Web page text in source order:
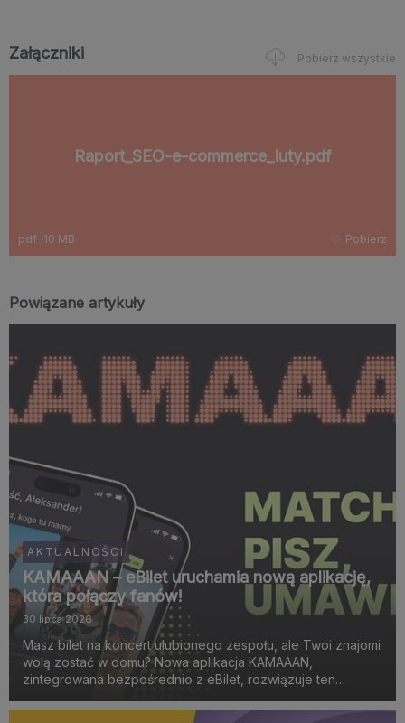
Załączniki Pobierz wszystkie
Raport_SEO-e-commerce_luty.pdf
pdf 10 MB Pobierz
Powiązane artykuły
AKTUALNOŚCI
KAMAAAN – eBilet uruchamia nową aplikację,
która połączy fanów!
30 lipca 2026
Masz bilet na koncert ulubionego zespołu, ale Twoi znajomi
wolą zostać w domu? Nowa aplikacja KAMAAAN,
zintegrowana bezpośrednio z eBilet, rozwiązuje ten
się na to samo wydarzenie muzyczne, sportowe lub